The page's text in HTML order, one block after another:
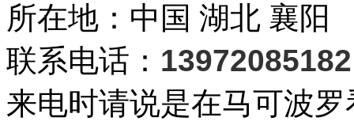
所在地：中国 湖北 襄阳
联系电话： 13972085182
来电时请说是在马可波